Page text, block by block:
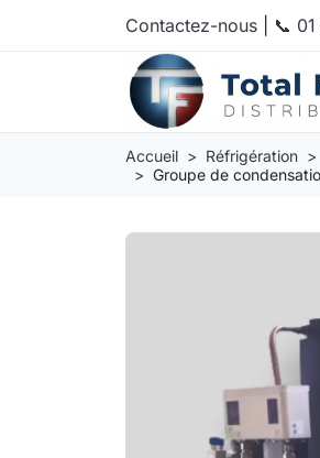
Contactez-nous 📞
Accueil Réfrigération
Groupe de